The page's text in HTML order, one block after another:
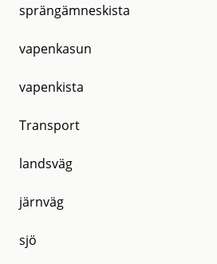
sprängämneskista
vapenkasun
vapenkista
Transport
landsväg
järnväg
sjö